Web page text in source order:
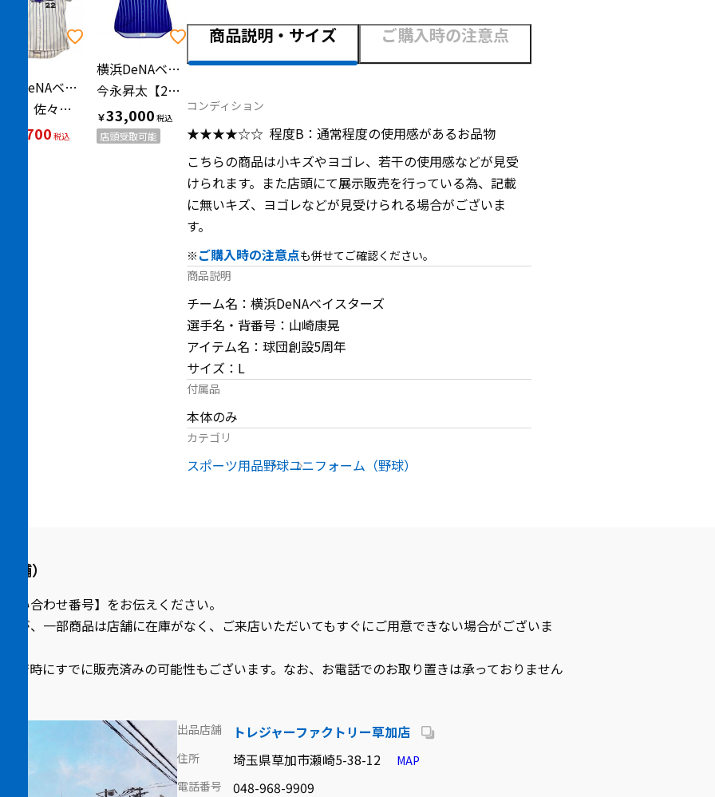
横浜DeNAベイスターズ（ヨコハマディーエヌエーベイスターズ）
【22】佐々木 主浩1997年ホームプロ仕様ユニフォーム
29,700
横浜DeNAベイスターズ（ヨコハマディーエヌエーベイスターズ）
今永昇太【21】2021年ビジター
￥33,000
店頭受取可能
商品説明・サイズ ご購入時の注意点
コンディション
★★★★☆☆ 程度B：通常程度の使用感があるお品物
こちらの商品は小キズやヨゴレ、若干の使用感などが見受
けられます。また店頭にて展示販売を行っている為、記載
に無いキズ、ヨゴレなどが見受けられる場合がございま
す。
※ ご購入時の注意点も併せてご確認ください。
商品説明
チーム名：横浜DeNAベイスターズ
選手名・背番号：山崎康晃
アイテム名：球団創設5周年
サイズ：L
付属品
本体のみ
カテゴリ
スポーツ用品野球ユニフォーム（野球）
舗）
い合わせ番号】をお伝えください。
すが、一部商品は店舗に在庫がなく、ご来店いただいてもすぐにご用意できない場合がございま
来店時にすでに販売済みの可能性もございます。なお、お電話でのお取り置きは承っておりません
出品店舗 トレジャーファクトリー草加店
住所 埼玉県草加市瀬崎5-38-12
MAP
電話番号
048-968-9909